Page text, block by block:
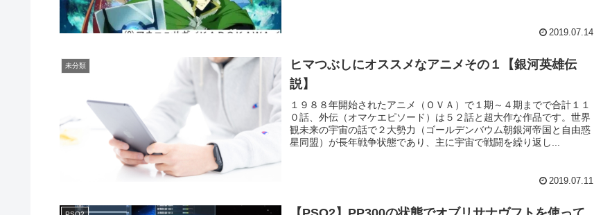
2019.07.14
未分類
ヒマつぶしにオススメなアニメその１【銀河英雄伝
説】
１９８８年開始されたアニメ（ＯＶＡ）で１期～４期までで合計１１
０話、外伝（オマケエピソード）は５２話と超大作な作品です。世界
観未来の宇宙の話で２大勢力（ゴールデンバウム朝銀河帝国と自由惑
星同盟）が長年戦争状態であり、主に宇宙で戦闘を繰り返し...
2019.07.11